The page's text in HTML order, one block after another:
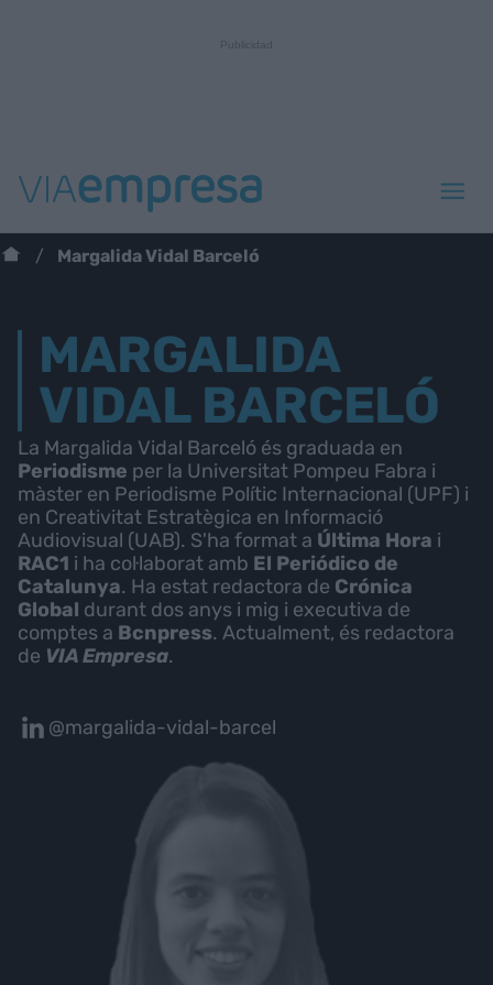
Margalida Vidal Barceló
MARGALIDA
VIDAL BARCELÓ
La Margalida Vidal Barceló és graduada en
Periodisme per la Universitat Pompeu Fabra i
màster en Periodisme Polític Internacional (UPF) i
en Creativitat Estratègica en Informació
Audiovisual (UAB). S'ha format a Última Hora i
RAC1 i ha col·laborat amb El Periódico de
Catalunya. Ha estat redactora de Crónica
Global durant dos anys i mig i executiva de
comptes a Bcnpress. Actualment, és redactora
de VIA Empresa.
@margalida-vidal-barcel